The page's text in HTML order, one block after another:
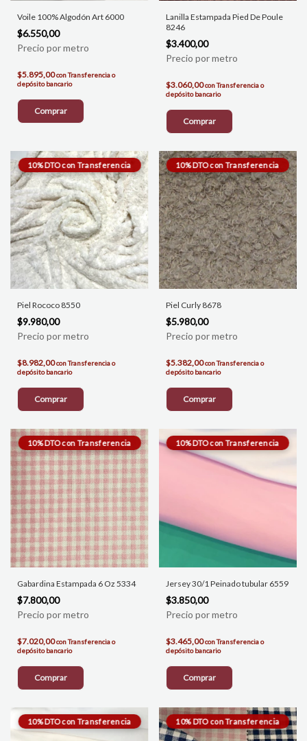
Voile 100% Algodón Art 6000
$6.550,00
$5.895,00conTransferencia o
depósito bancario
Comprar
Lanilla Estampada Pied De Poule
8246
$3.400,00
$3.060,00conTransferencia o
depósito bancario
Comprar
Piel Rococo 8550
$9.980,00
$8.982,00conTransferencia o
depósito bancario
Comprar
Piel Curly 8678
$5.980,00
$5.382,00conTransferencia o
depósito bancario
Comprar
Gabardina Estampada 6 Oz 5334
$7.800,00
$7.020,00conTransferencia o
depósito bancario
Comprar
Jersey 30/1 Peinado tubular 6559
$3.850,00
$3.465,00conTransferencia o
depósito bancario
Comprar